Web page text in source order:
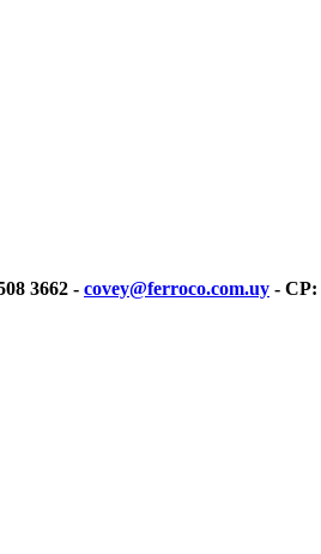
3662 - covey@ferroco.com.uy - CP: